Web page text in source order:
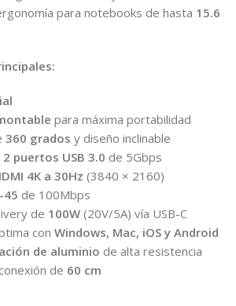
para notebooks de hasta 15.6
para máxima portabilidad
360 grados y diseño inclinable
2 puertos USB 3.0 de 5Gbps
4K a 30Hz (3840 × 2160)
45 de 100Mbps
de 100W (20V/5A) vía USB-C
con Windows, Mac, iOS y Android
de aluminio de alta resistencia
de 60 cm